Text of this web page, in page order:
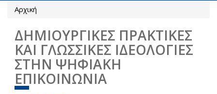
Είστε εδώ
Αρχική
ΔΗΜΙΟΥΡΓΙΚΕΣ ΠΡΑΚΤΙΚΕΣ
ΚΑΙ ΓΛΩΣΣΙΚΕΣ ΙΔΕΟΛΟΓΙΕΣ
ΣΤΗΝ ΨΗΦΙΑΚΗ
ΕΠΙΚΟΙΝΩΝΙΑ